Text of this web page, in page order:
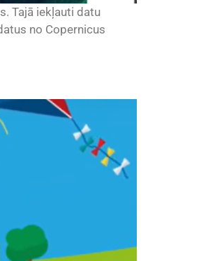
Tajā iekļauti datu
no Copernicus